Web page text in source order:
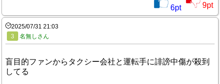
6pt 9pt
2025/07/31 21:03
3
名無しさん
盲目的ファンからタクシー会社と運転手に誹謗中傷が殺到
してる